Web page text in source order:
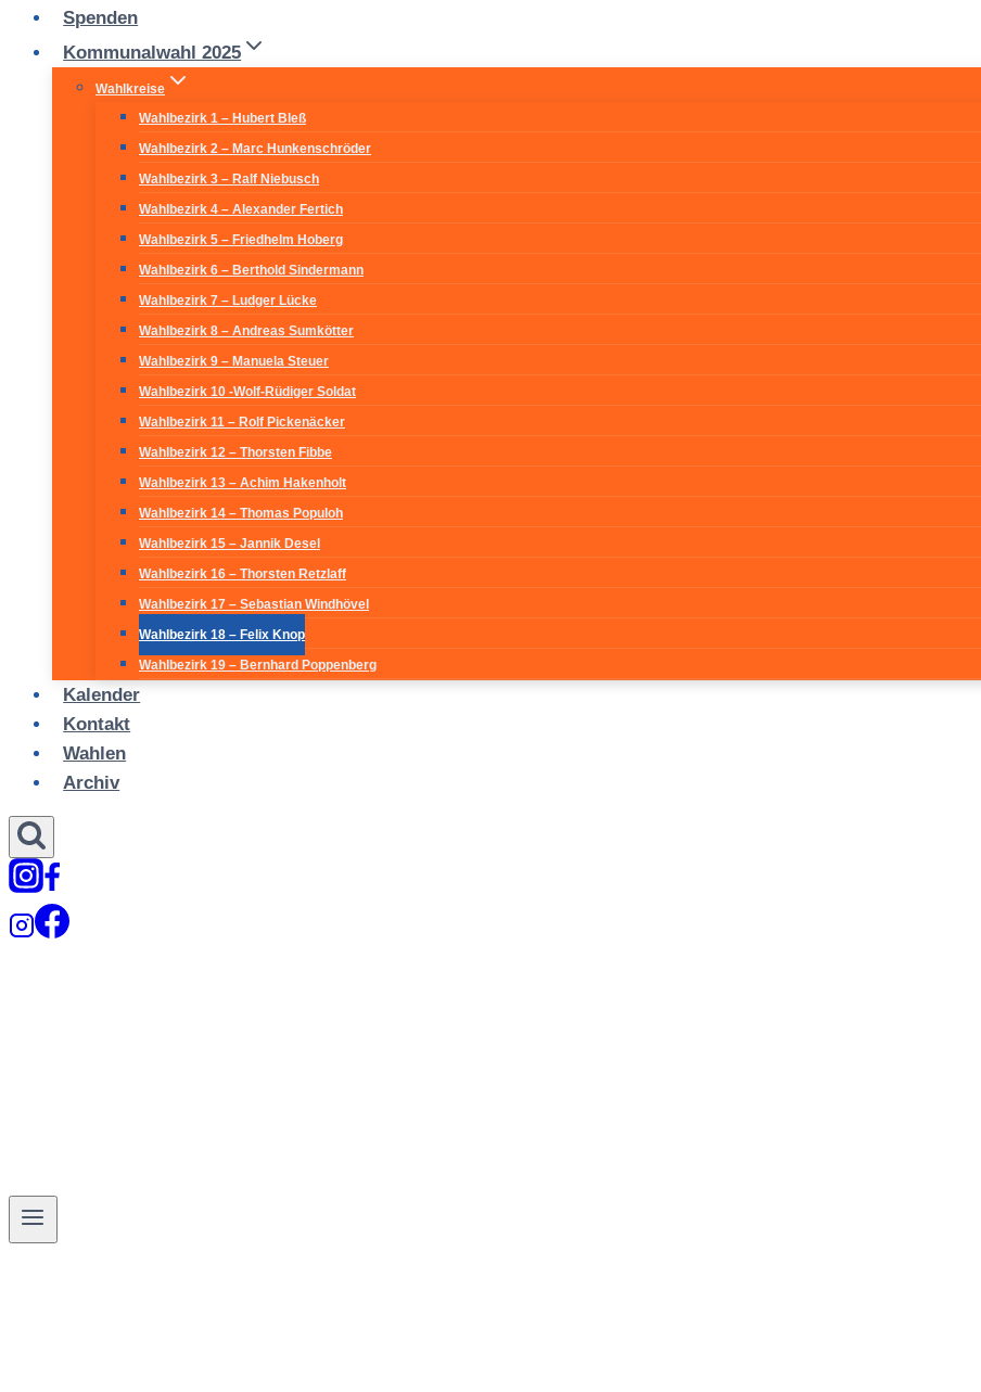
Spenden
Kommunalwahl 2025
Wahlkreise
Wahlbezirk 1 – Hubert Bleß
Wahlbezirk 2 – Marc Hunkenschröder
Wahlbezirk 3 – Ralf Niebusch
Wahlbezirk 4 – Alexander Fertich
Wahlbezirk 5 – Friedhelm Hoberg
Wahlbezirk 6 – Berthold Sindermann
Wahlbezirk 7 – Ludger Lücke
Wahlbezirk 8 – Andreas Sumkötter
Wahlbezirk 9 – Manuela Steuer
Wahlbezirk 10 -Wolf-Rüdiger Soldat
Wahlbezirk 11 – Rolf Pickenäcker
Wahlbezirk 12 – Thorsten Fibbe
Wahlbezirk 13 – Achim Hakenholt
Wahlbezirk 14 – Thomas Populoh
Wahlbezirk 15 – Jannik Desel
Wahlbezirk 16 – Thorsten Retzlaff
Wahlbezirk 17 – Sebastian Windhövel
Wahlbezirk 18 – Felix Knop
Wahlbezirk 19 – Bernhard Poppenberg
Kalender
Kontakt
Wahlen
Archiv